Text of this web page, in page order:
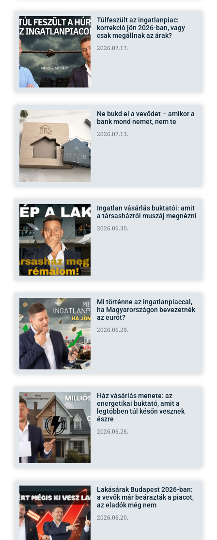
Túlfeszült az ingatlanpiac:
korrekció jön 2026-ban, vagy
csak megállnak az árak?
2026.07.17.
Ne bukd el a vevődet – amikor a
bank mond nemet, nem te
2026.07.13.
Ingatlan vásárlás buktatói: amit
a társasházról muszáj megnézni
2026.06.30.
Mi történne az ingatlanpiaccal,
ha Magyarországon bevezetnék
az eurót?
2026.06.29.
Ház vásárlás menete: az
energetikai buktató, amit a
legtöbben túl későn vesznek
észre
2026.06.26.
Lakásárak Budapest 2026-ban:
a vevők már beárazták a piacot,
az eladók még nem
2026.06.20.